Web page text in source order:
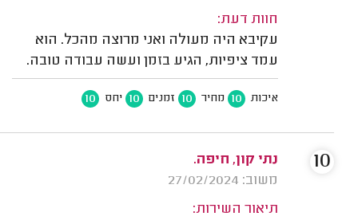
חוות דעת:
עקיבא היה מעולה ואני מרוצה מהכל. הוא
עמד ציפיות, הגיע בזמן ועשה עבודה טובה.
איכות 10 מחיר 10 זמנים 10 יחס 10
נתי קון, חיפה.
משוב: 27/02/2024
תיאור השירות:
10